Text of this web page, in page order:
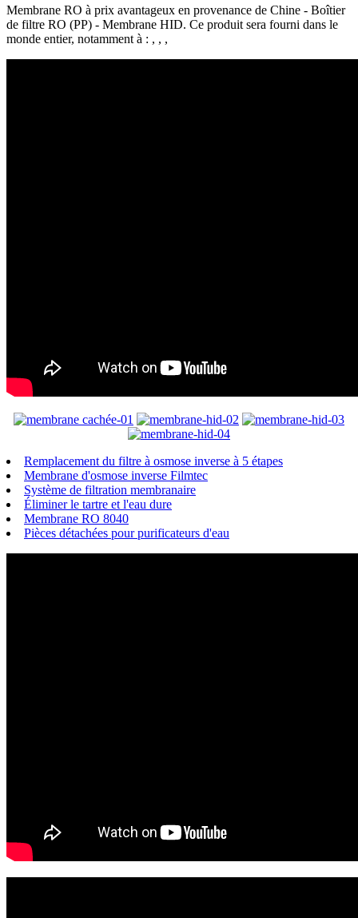
Membrane RO à prix avantageux en provenance de Chine - Boîtier
de filtre RO (PP) - Membrane HID. Ce produit sera fourni dans le
monde entier, notamment à : , , ,
Remplacement du filtre à osmose inverse à 5 étapes
Membrane d'osmose inverse Filmtec
Système de filtration membranaire
Éliminer le tartre et l'eau dure
Membrane RO 8040
Pièces détachées pour purificateurs d'eau